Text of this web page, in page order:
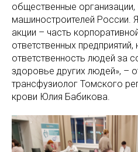
общественные
машиностроителей России.
акции – часть
ответственных
ответственность людей за
здоровье других людей», –
трансфузиолог Томского
крови Юлия Бабикова.